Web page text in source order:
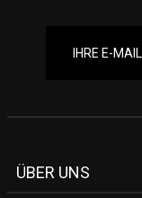
ÜBER UNS